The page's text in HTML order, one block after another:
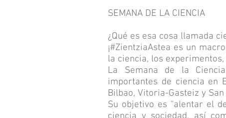
SEMANA DE LA CIENCIA
¿Qué es esa cosa llamada
¡#ZientziaAstea es un
la ciencia, los
La Semana de la
importantes de ciencia en
Bilbao, Vitoria-Gasteiz y
Su objetivo es "alentar el